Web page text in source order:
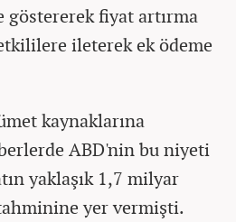
göstererek fiyat artırma
ileterek ek ödeme
kaynaklarına
ABD'nin bu niyeti
yaklaşık 1,7 milyar
yer vermişti.